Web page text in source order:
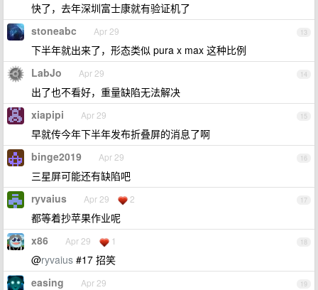
快了，去年深圳富士康就有验证机了
13
stoneabc Apr 29
下半年就出来了，形态类似 pura x max 这种比例
14
LabJo Apr 29
出了也不看好，重量缺陷无法解决
15
xiapipi Apr 29
早就传今年下半年发布折叠屏的消息了啊
16
binge2019 Apr 29
三星屏可能还有缺陷吧
17
ryvaius Apr 29 2
都等着抄苹果作业呢
18
x86 Apr 29 1
@ryvaius #17 招笑
19
easing Apr 29